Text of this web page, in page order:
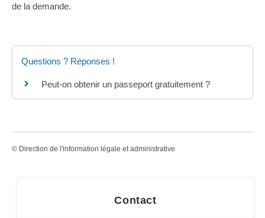
Contact
de la demande.
Questions ? Réponses !
Peut-on obtenir un passeport gratuitement ?
© Direction de l'information légale et administrative